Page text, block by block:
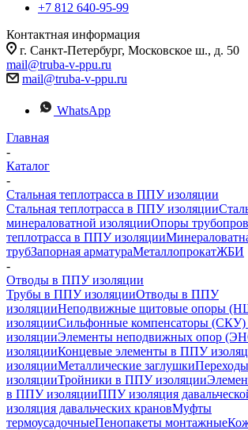
+7 812 640-95-99
Контактная информация
г. Санкт-Петербург,
mail@truba-v-ppu.ru
mail@truba-v-ppu.ru
WhatsApp
Главная
-
Каталог
-
Стальная теплотрасса в ППУ изоляции
Стальная теплотрасса в ППУ изоляции
минераловатной изоляцииОпоры
теплотрасса в ППУ изоляции
трубЗапорная арматураМеталлопрокатЖБИ
-
Отводы в ППУ изоляции
Трубы в ППУ изоляцииОтводы в ППУ
изоляцииНеподвижные щитовые опоры
изоляцииCильфонные компенсаторы
изоляцииЭлементы неподвижных опор
изоляцииКонцевые элементы в ППУ
изоляцииМеталлические заглушки
изоляцииТройники в ППУ изоляции
в ППУ изоляцииППУ изоляция
изоляция давальческих крановМуфты
термоусадочныеПенопакеты монтажные